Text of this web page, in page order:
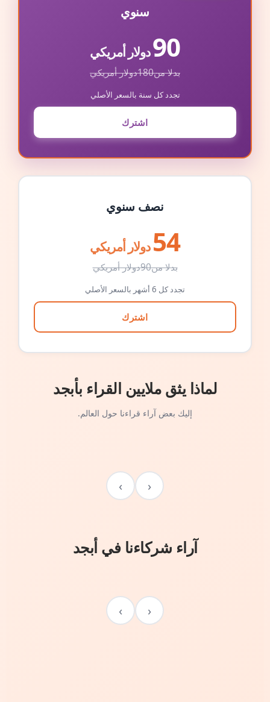
سنوي
90دولار أمريكي
بدلا من180دولار أمريكي
تجدد كل سنة بالسعر الأصلي
اشترك
نصف سنوي
54 دولار أمريكي
بدلا من90دولار أمريكي
تجدد كل 6 أشهر بالسعر الأصلي
اشترك
لماذا يثق ملايين القراء بأبجد
إليك بعض آراء قراءنا حول العالم.
‹
›
آراء شركاءنا في أبجد
‹
›